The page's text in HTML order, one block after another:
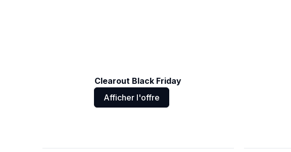
Clearout Black Friday
Afficher l'offre